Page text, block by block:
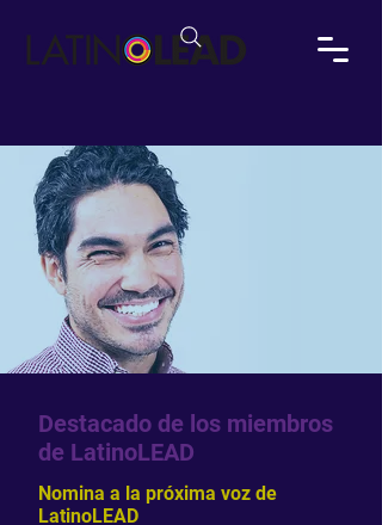
Destacado de los miembros
de LatinoLEAD
Nomina a la próxima voz de
LatinoLEAD